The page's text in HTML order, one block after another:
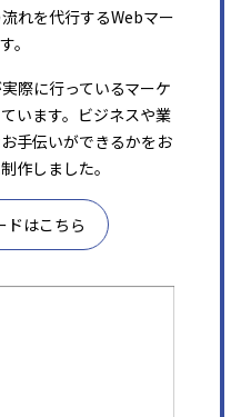
れを代行するWebマー
。
際に行っているマーケ
います。ビジネスや業
手伝いができるかをお
作しました。
ドはこちら